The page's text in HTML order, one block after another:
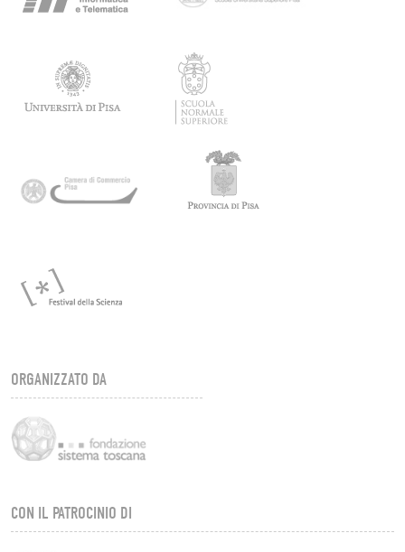
ORGANIZZATO DA
CON IL PATROCINIO DI